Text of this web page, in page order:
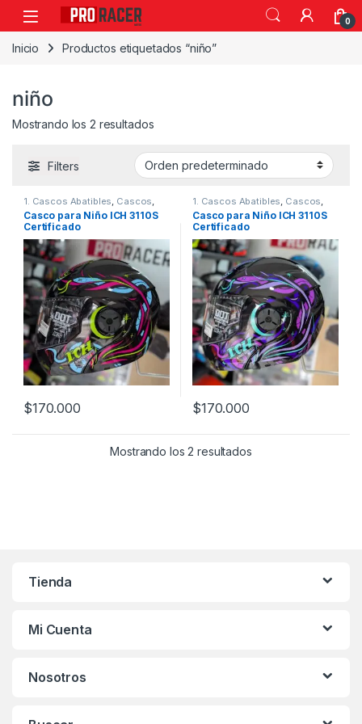
0
Inicio Productos etiquetados “niño”
niño
Mostrando los 2 resultados
Filters
1. Cascos Abatibles Cascos
ICH
Casco para Niño ICH 3110S
Certificado
$170.000
Este producto tiene múltiples variantes. Las opciones se
1. Cascos Abatibles Cascos
ICH
Casco para Niño ICH 3110S
Certificado
$170.000
Este producto tiene múltiples
Mostrando los 2 resultados
Tienda
Mi Cuenta
Nosotros